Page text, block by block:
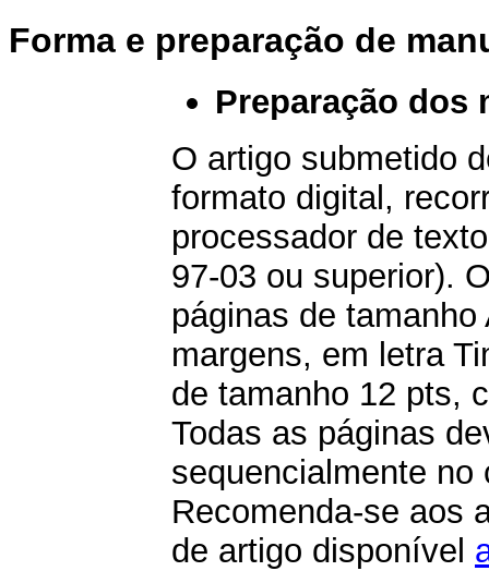
Forma e preparação de
Preparação dos
O artigo submetido
formato digital,
processador de
97-03 ou superior).
páginas de
margens, em letra
de tamanho 12 pts,
Todas as páginas
sequencialmente no
Recomenda-se aos
de artigo disponível